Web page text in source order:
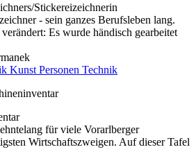
Stickereizeichnerin
- sein ganzes Berufsleben lang.
Es wurde händisch gearbeitet
Kunst Personen Technik
für viele Vorarlberger
Wirtschaftszweigen. Auf dieser Tafel